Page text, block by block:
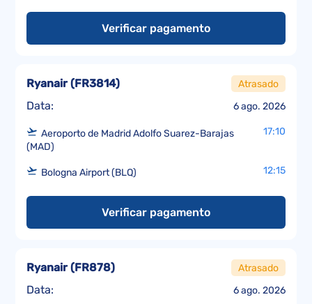
Verificar pagamento
Data: 6 ago. 2026
Ryanair(FR3814) Atrasado
Aeroporto de Madrid Adolfo Suarez-Barajas
(MAD)
17:10
Bologna Airport (BLQ) 12:15
Verificar pagamento
Data: 6 ago. 2026
Ryanair(FR878) Atrasado